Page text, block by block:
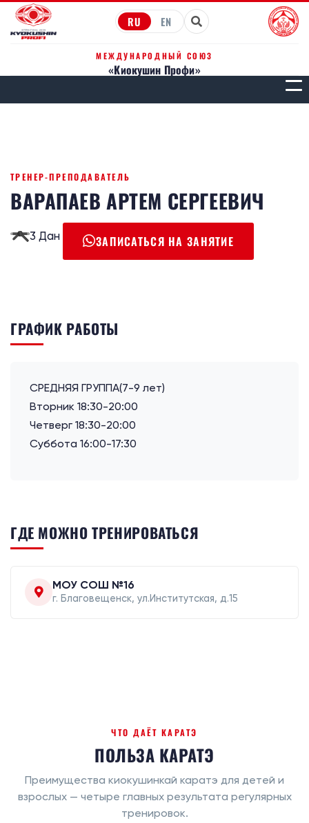
RU EN
МЕЖДУНАРОДНЫЙ СОЮЗ
«Киокушин Профи»
ТРЕНЕР-ПРЕПОДАВАТЕЛЬ
ВАРАПАЕВ АРТЕМ СЕРГЕЕВИЧ
3 Дан ЗАПИСАТЬСЯ НА ЗАНЯТИЕ
ГРАФИК РАБОТЫ
СРЕДНЯЯ ГРУППА(7-9 лет)
Вторник 18:30-20:00
Четверг 18:30-20:00
Суббота 16:00-17:30
ГДЕ МОЖНО ТРЕНИРОВАТЬСЯ
МОУ СОШ №16
г. Благовещенск, ул.Институтская, д.15
ЧТО ДАЁТ КАРАТЭ
ПОЛЬЗА КАРАТЭ
Преимущества киокушинкай каратэ для детей и
взрослых — четыре главных результата регулярных
тренировок.